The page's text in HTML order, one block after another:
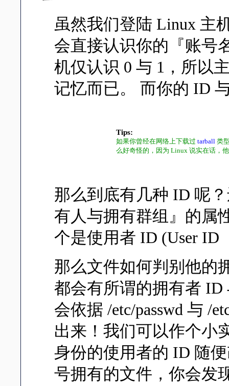
虽然我们登陆 Linux 主
会直接认识你的『账号
机仅认识 0 与 1，所以
记忆而已。 而你的 ID
Tips:
如果你曾经在网络上下载过 tarball 类
么好奇怪的，因为 Linux 说实在话，
那么到底有几种 ID 呢
有人与拥有群组』的属
个是使用者 ID (User ID
那么文件如何判别他的
都会有所谓的拥有者
会依据 /etc/passwd 与 /
出来！我们可以作个小
身份的使用者的 ID 随
号拥有的文件，你会发